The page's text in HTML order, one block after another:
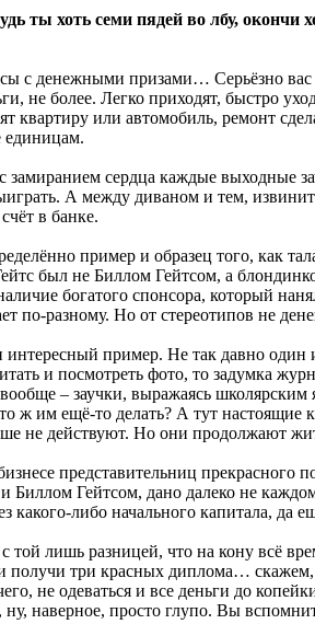
ты хоть семи пядей во лбу, окончи
с денежными призами… Серьёзно
не более. Легко приходят, быстро
квартиру или автомобиль, ремонт
единицам.
замиранием сердца каждые выходные
А между диваном и тем,
в банке.
пример и образец того, как
был не Биллом Гейтсом, а
богатого спонсора, который
по-разному. Но от стереотипов не
интересный пример. Не так давно
и посмотреть фото, то задумка
– заучки, выражаясь
ж им ещё-то делать? А тут
не действуют. Но они продолжают
представительниц
Биллом Гейтсом, дано далеко не
какого-либо начального капитала, да
с той лишь разницей, что на кону всё
получи три красных диплома…
не одеваться и все деньги до
ну, наверное, просто глупо. Вы